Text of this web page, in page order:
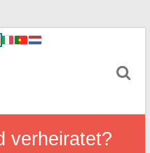
verheiratet?